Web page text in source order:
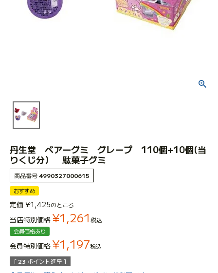
丹生堂 ベアーグミ グレープ 110個+10個(当
りくじ分） 駄菓子グミ
商品番号4990327000615
おすすめ
定価 ¥1,425のところ
当店特別価格 ¥1,261 税込
会員価格あり
会員特別価格 ¥1,197税込
[ 23 ポイント進呈 ]